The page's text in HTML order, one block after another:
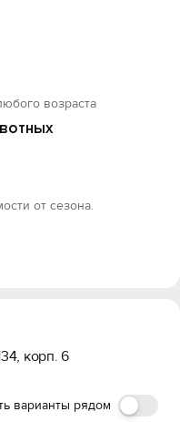
возраста
от сезона.
корп. 6
варианты рядом